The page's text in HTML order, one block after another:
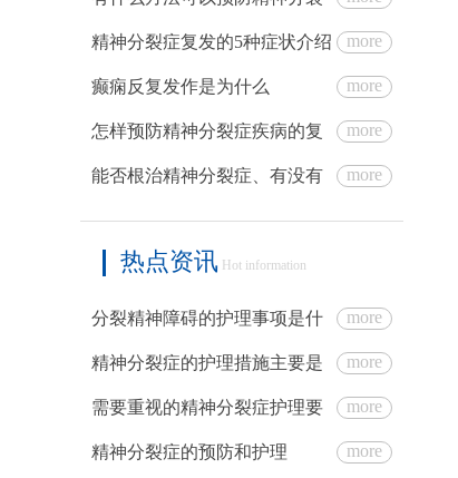
精神分裂症复发的5种症状介绍 more
癫痫反复发作是为什么 more
怎样预防精神分裂症疾病的复 more
能否根治精神分裂症、有没有 more
热点资讯 Hot information
分裂精神障碍的护理事项是什 more
精神分裂症的护理措施主要是 more
需要重视的精神分裂症护理要 more
精神分裂症的预防和护理 more